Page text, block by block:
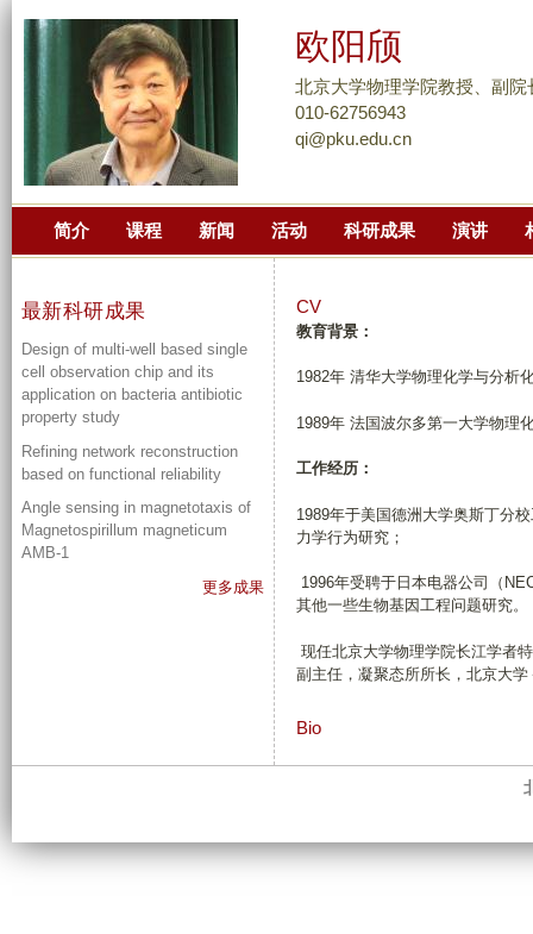
到
主
内
欧阳颀
北京大学物理学院教授、副
010-62756943
qi@pku.edu.cn
简介 课程 新闻 活动 科研成果 演讲
CV
教育背景：
1982年 清华大学物理化学与分析
1989年 法国波尔多第一大学物理
工作经历：
1989年于美国德洲大学奥斯丁分
力学行为研究；
1996年受聘于日本电器公司（
其他一些生物基因工程问题研究。
现任北京大学物理学院长江学者
副主任，凝聚态所所长，北京大
Bio
最新科研成果
Design of multi-well based single
cell observation chip and its
application on bacteria antibiotic
property study
Refining network reconstruction
based on functional reliability
Angle sensing in magnetotaxis of
Magnetospirillum magneticum
AMB-1
更多成果